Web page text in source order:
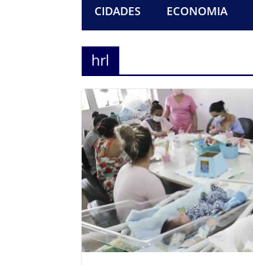
CIDADES ECONOMIA
hrl